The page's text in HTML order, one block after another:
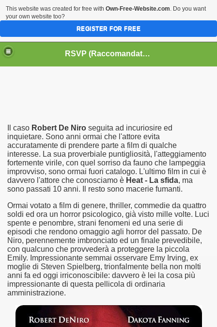
HOME BIOGRAFIE
CINEMA
DATABASE LIBRI
LIBRI
MUSICA
RSVP (Raccomandati Se Vi Piacciono)
Il caso Robert De Niro seguita ad incuriosire ed
inquietare. Sono anni ormai che l'attore evita
accuratamente di prendere parte a film di qualche
interesse. La sua proverbiale puntigliosità, l'atteggiamento
fortemente virile, con quel sorriso da fauno che lampeggia
improvviso, sono ormai fuori catalogo. L'ultimo film in cui è
davvero l'attore che conosciamo è Heat - La sfida, ma
sono passati 10 anni. Il resto sono macerie fumanti.
Ormai votato a film di genere, thriller, commedie da quattro
soldi ed ora un horror psicologico, già visto mille volte. Luci
spente e penombre, strani fenomeni ed una serie di
episodi che rendono omaggio agli horror del passato. De
Niro, perennemente imbronciato ed un finale prevedibile,
con qualcuno che provvederà a proteggere la piccola
Emily. Impressionante semmai osservare Emy Irving, ex
moglie di Steven Spielberg, trionfalmente bella non molti
anni fa ed oggi irriconoscibile: davvero è lei la cosa più
impressionante di questa pellicola di ordinaria
amministrazione.
edizione del Premio Strega.
non piu esordiente, bensi ampiamente radicato nel
l'esordio enigmatico e avvincente di Marcello
di quella che dovrebbe essere la quadrilogia di Carlos
This website was created for free with Own-Free-Website.com. Do you want
your own website too?
REGISTER FOR FREE